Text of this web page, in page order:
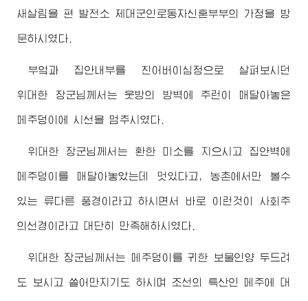
새살림을 편 발전소 제대군인로동자신혼부부의 가정을 방
문하시였다.
부엌과 집안내부를 친어버이심정으로 살펴보시던
위대한 장군님 께서는 웃방의 방벽에 주런이 매달아놓은
메주덩이에 시선을 멈추시였다.
위대한 장군님 께서는 환한 미소를 지으시고 집안벽에
메주덩이를 매달아놓았는데 멋있다고, 농촌에서만 볼수
있는 류다른 풍경이라고 하시면서 바로 이런것이 사회주
의선경이라고 대단히 만족해하시였다.
위대한 장군님 께서는 메주덩이를 귀한 보물인양 두드려
도 보시고 쓸어만지기도 하시며 조선의 특산인 메주에 대